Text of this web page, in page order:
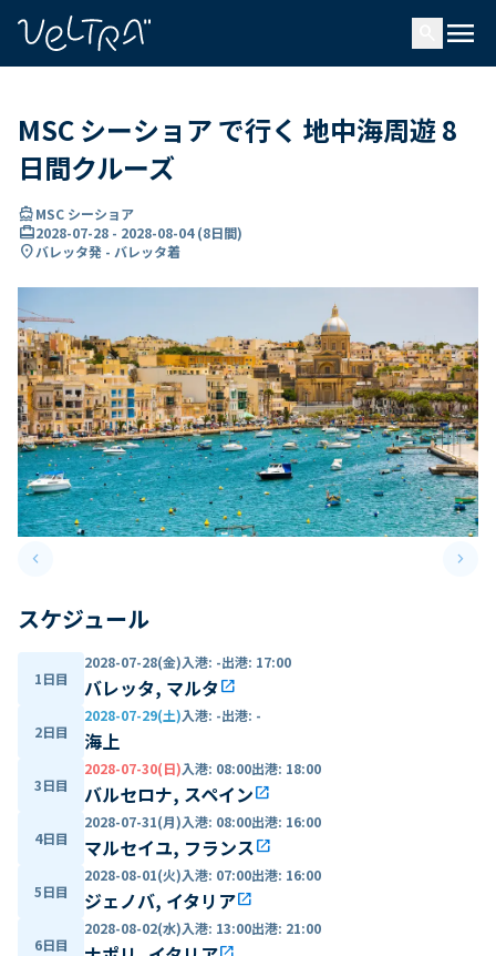
menu
MSC シーショア で行く 地中海周遊 8
日間クルーズ
directions_boatMSC シーショア
card_travel2028-07-28 - 2028-08-04(8日間)
location_onバレッタ発 - バレッタ着
keyboard_arrow_leftPrevious slide keyboard_arrow_right
スケジュール
1日目
2028-07-28(金)入港: -出港: 17:00
バレッタ, マルタopen_in_new
2日目
2028-07-29(土)入港: -出港: -
海上
3日目
2028-07-30(日)入港: 08:00出港: 18:00
バルセロナ, スペインopen_in_new
4日目
2028-07-31(月)入港: 08:00出港: 16:00
マルセイユ, フランスopen_in_new
5日目
2028-08-01(火)入港: 07:00出港: 16:00
ジェノバ, イタリアopen_in_new
6日目
2028-08-02(水)入港: 13:00出港: 21:00